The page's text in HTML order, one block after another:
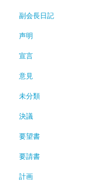
副会長日記
声明
宣言
意見
未分類
決議
要望書
要請書
計画